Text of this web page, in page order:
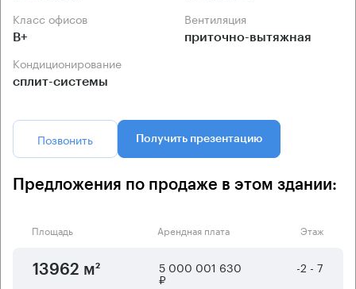
Класс офисов
B+
Вентиляция
приточно-вытяжная
Кондиционирование
сплит-системы
Позвонить Получить презентацию
Предложения по продаже в этом здании:
Площадь Арендная плата Этаж
13962 м² 5 000 001 630
₽
-2 - 7